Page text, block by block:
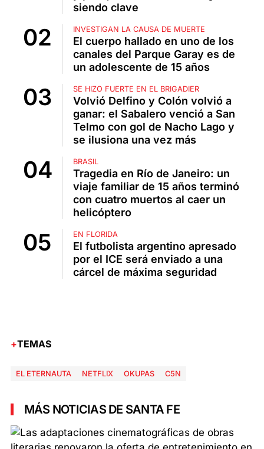
siendo clave
INVESTIGAN LA CAUSA DE MUERTE
El cuerpo hallado en uno de los
canales del Parque Garay es de
un adolescente de 15 años
SE HIZO FUERTE EN EL BRIGADIER
Volvió Delfino y Colón volvió a
ganar: el Sabalero venció a San
Telmo con gol de Nacho Lago y
se ilusiona una vez más
BRASIL
Tragedia en Río de Janeiro: un
viaje familiar de 15 años terminó
con cuatro muertos al caer un
helicóptero
EN FLORIDA
El futbolista argentino apresado
por el ICE será enviado a una
cárcel de máxima seguridad
TEMAS
EL ETERNAUTA NETFLIX OKUPAS C5N
MÁS NOTICIAS DE SANTA FE